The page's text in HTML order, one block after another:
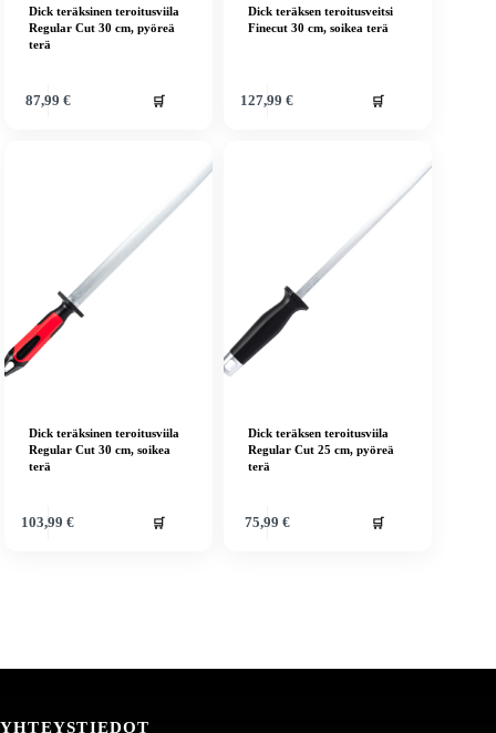
Dick teräksinen teroitusviila
Regular Cut 30 cm, pyöreä
terä
87,99 € 🛒
Dick teräksen teroitusveitsi
Finecut 30 cm, soikea terä
127,99€ 🛒
Dick teräksinen teroitusviila
Regular Cut 30 cm, soikea
terä
103,99€ 🛒
Dick teräksen teroitusviila
Regular Cut 25 cm, pyöreä
terä
75,99 € 🛒
YHTEYSTIEDOT